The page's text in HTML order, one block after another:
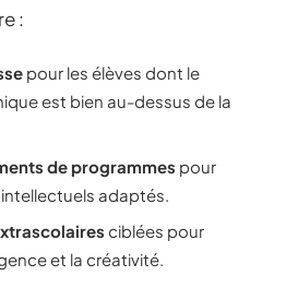
:
pour les élèves dont le
est bien au-dessus de la
de programmes pour
adaptés.
ciblées pour
et la créativité.